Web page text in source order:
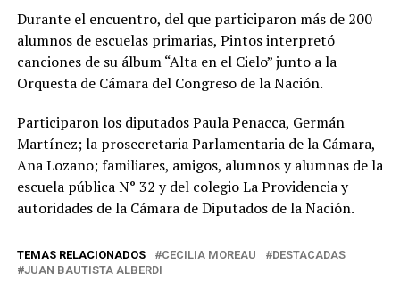
Durante el encuentro, del que participaron más de 200
alumnos de escuelas primarias, Pintos interpretó
canciones de su álbum “Alta en el Cielo” junto a la
Orquesta de Cámara del Congreso de la Nación.
Participaron los diputados Paula Penacca, Germán
Martínez; la prosecretaria Parlamentaria de la Cámara,
Ana Lozano; familiares, amigos, alumnos y alumnas de la
escuela pública N° 32 y del colegio La Providencia y
autoridades de la Cámara de Diputados de la Nación.
TEMAS RELACIONADOS CECILIA MOREAU
DESTACADAS
JUAN BAUTISTA ALBERDI